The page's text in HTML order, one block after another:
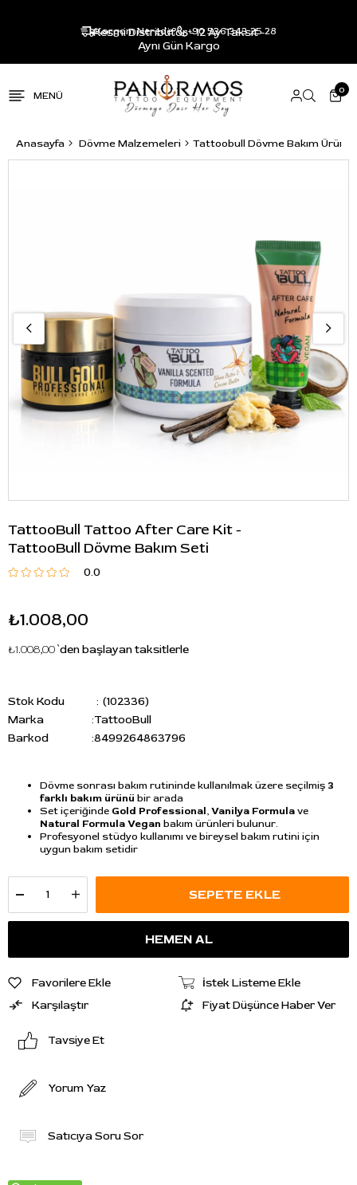
Resmi Distribütör - 12 Ay Taksit -
Aynı Gün Kargo
Kargom Nerede? +90 536 343 25 28
0
Anasayfa Dövme Malzemeleri Tattoobull Dövme Bakım
TattooBull Tattoo After Care Kit -
TattooBull Dövme Bakım Seti
0.0
₺1.008,00
₺1.008,00`den başlayan taksitlerle
Stok Kodu
(102336)
Marka
:TattooBull
Barkod
:8499264863796
Dövme sonrası bakım rutininde kullanılmak üzere seçilmiş 3
farklı bakım ürünü bir arada
Set içeriğinde Gold Professional,Vanilya Formulave
Natural Formula Vegan bakım ürünleri bulunur.
Profesyonel stüdyo kullanımı ve bireysel bakım rutini için
uygun bakım setidir
Favorilere Ekle
İstek Listeme Ekle
Karşılaştır
Fiyat Düşünce Haber Ver
Tavsiye Et
Yorum Yaz
Satıcıya Soru Sor